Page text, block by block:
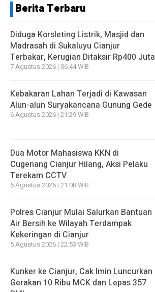
Berita Terbaru
Diduga Korsleting Listrik, Masjid dan
Madrasah di Sukaluyu Cianjur
Terbakar, Kerugian Ditaksir Rp400 Juta
7 Agustus 2026 | 06:44 WIB
Kebakaran Lahan Terjadi di Kawasan
Alun-alun Suryakancana Gunung Gede
6 Agustus 2026 | 21:29 WIB
Dua Motor Mahasiswa KKN di
Cugenang Cianjur Hilang, Aksi Pelaku
Terekam CCTV
6 Agustus 2026 | 21:08 WIB
Polres Cianjur Mulai Salurkan Bantuan
Air Bersih ke Wilayah Terdampak
Kekeringan di Cianjur
5 Agustus 2026 | 22:53 WIB
Kunker ke Cianjur, Cak Imin Luncurkan
Gerakan 10 Ribu MCK dan Lepas 357